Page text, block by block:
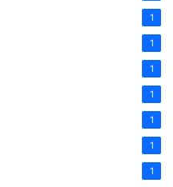
1
1
1
1
1
1
1